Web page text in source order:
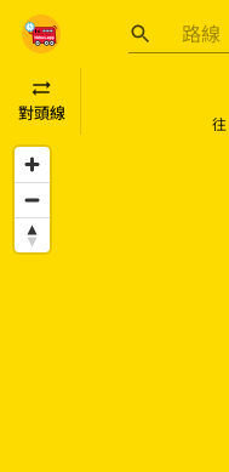
巴士到站預報
對頭線 往